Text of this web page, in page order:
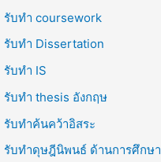
รับทำ coursework
รับทำ Dissertation
รับทำ IS
รับทำ thesis อังกฤษ
รับทำค้นคว้าอิสระ
รับทำดุษฎีนิพนธ์ ด้านการศึกษา